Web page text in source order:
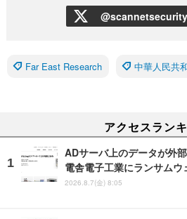
Far East Research 中華人民共
アクセスラン
ADサーバ上のデータが外
電舎電子工業にランサムウ
2026.8.7(金) 8:05